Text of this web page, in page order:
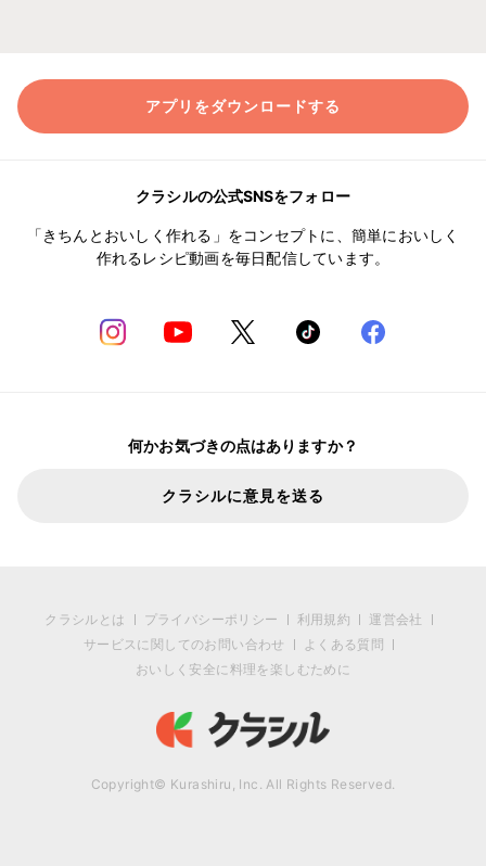
アプリをダウンロードする
クラシルの公式SNSをフォロー
「きちんとおいしく作れる」をコンセプトに、簡単においしく
作れるレシピ動画を毎日配信しています。
何かお気づきの点はありますか？
クラシルに意見を送る
クラシルとは プライバシーポリシー 利用規約
運営会社
サービスに関してのお問い合わせ
よくある質問
おいしく安全に料理を楽しむために
Copyright© Kurashiru, Inc. All Rights Reserved.